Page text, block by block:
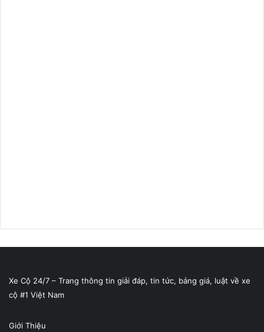
Xe Cộ 24/7 – Trang thông tin giải đáp, tin tức, bảng giá, luật về xe
cộ #1 Việt Nam
Giới Thiệu